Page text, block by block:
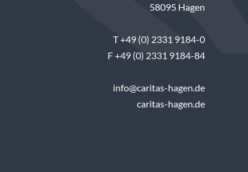
58095 Hagen
T +49 (0) 2331 9184-0
F +49 (0) 2331 9184-84
info@caritas-hagen.de
caritas-hagen.de